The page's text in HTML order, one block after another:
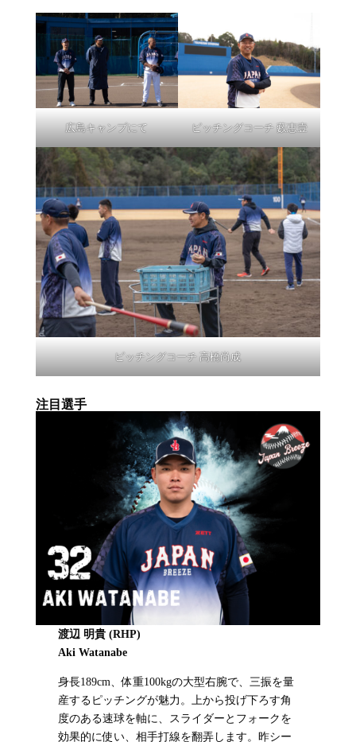
広島キャンプにて ピッチングコーチ 藪恵壹
ピッチングコーチ 高橋尚成
注目選手
渡辺 明貴 (RHP)
Aki Watanabe
身長189cm、体重100kgの大型右腕で、三振を量
産するピッチングが魅力。上から投げ下ろす角
度のある速球を軸に、スライダーとフォークを
効果的に使い、相手打線を翻弄します。昨シー